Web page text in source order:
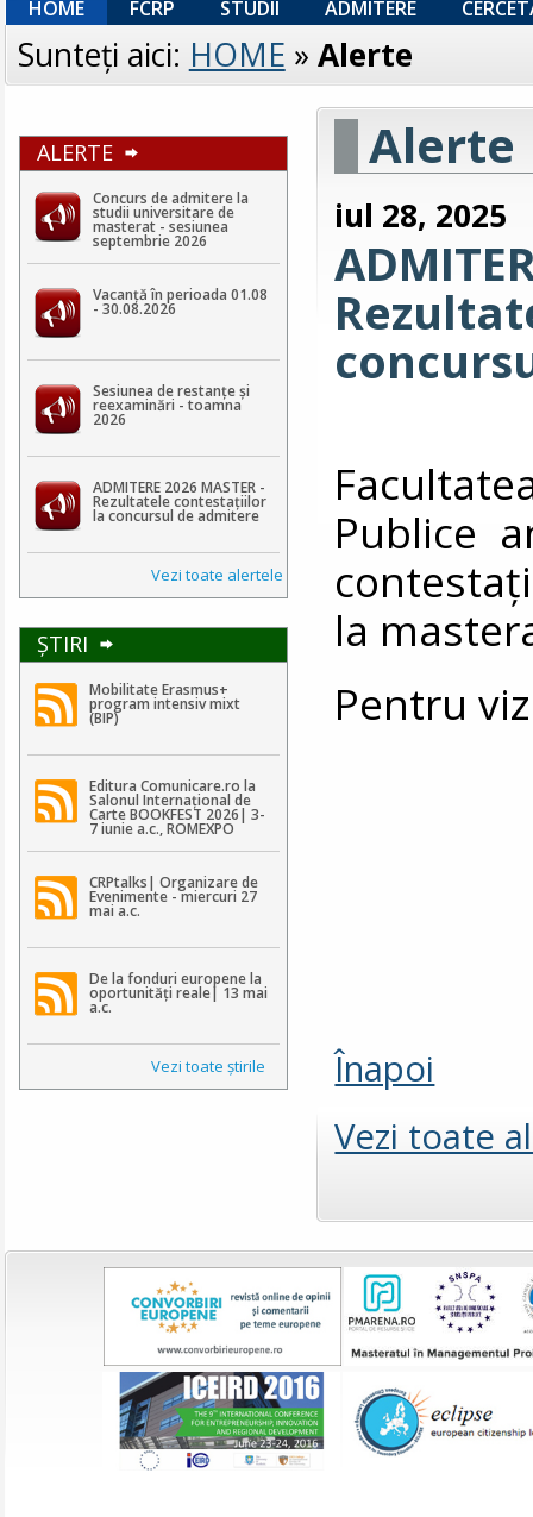
HOME FCRP STUDII ADMITERE
Sunteţi aici: HOME » Alerte
ALERTE
Concurs de admitere la
studii universitare de
masterat - sesiunea
septembrie 2026
Vacanță în perioada 01.08
- 30.08.2026
Sesiunea de restanțe și
reexaminări - toamna
2026
ADMITERE 2026 MASTER -
Rezultatele contestaţiilor
la concursul de admitere
Vezi toate alertele
ŞTIRI
Mobilitate Erasmus+
program intensiv mixt
(BIP)
Editura Comunicare.ro la
Salonul Internațional de
Carte BOOKFEST 2026| 3-
7 iunie a.c., ROMEXPO
CRPtalks| Organizare de
Evenimente - miercuri 27
mai a.c.
De la fonduri europene la
oportunități reale| 13 mai
a.c.
Vezi toate ştirile
Alerte
iul 28, 2025
Publice
la
Pentru
Înapoi
Vezi toate